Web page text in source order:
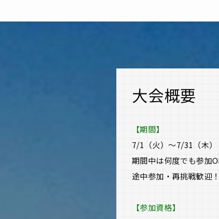
大会概要
【期間】
7/1（火）〜7/31（木）
期間中は何度でも参加
途中参加・再挑戦歓迎
【参加資格】